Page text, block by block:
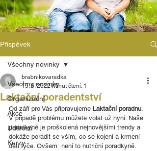
Příspěvek
Všechny novinky
Organizační
Akce
Události
Kurzy
Všechny novinky
Laktační poradentství
brabnikovaradka
15. 6. 2022 Minut čtení: 1
Od září pro Vás připravujeme Laktační poradnu.
V případě problému můžete volat už nyní. Naše
poradkyně je proškolená nejnovějšími trendy a
dokáže poradit se vším, co se kojení a krmení
dětí týče. Ovšem  není to nutriční poradkyně.